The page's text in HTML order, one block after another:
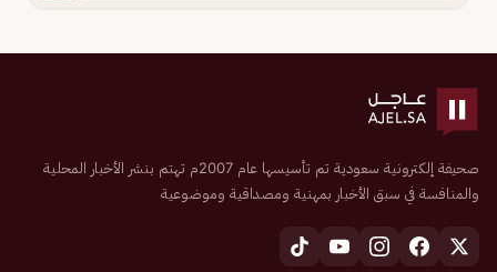
صحيفة إلكترونية سعودية تم تأسيسها عام 2007م تهتم بنشر الأخبار المحلية
والمنافسة في سبق الأخبار بمهنية ومصداقية وموضوعية